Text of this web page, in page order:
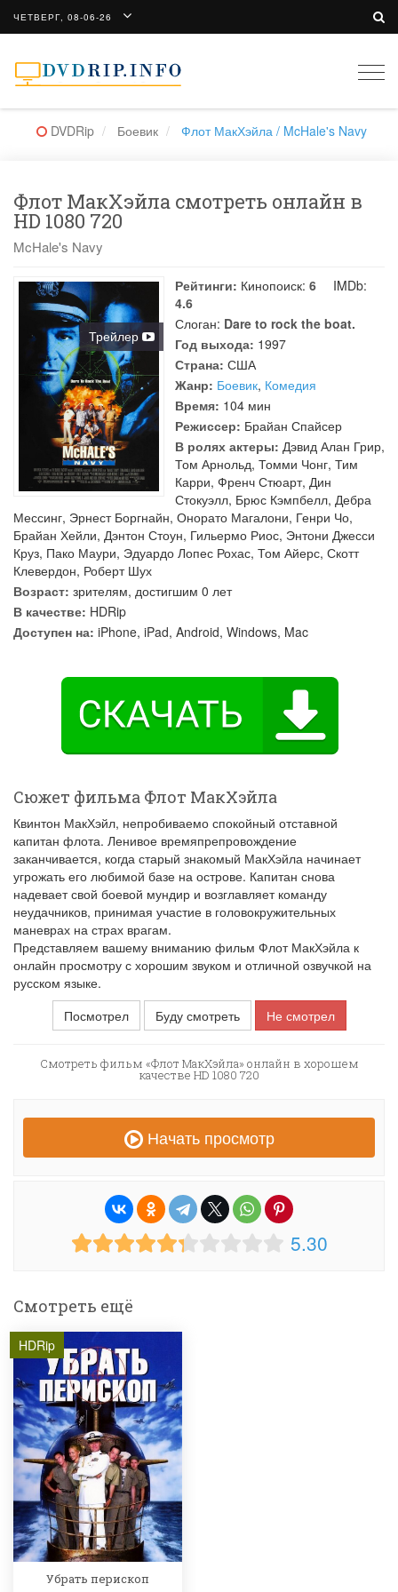
ЧЕТВЕРГ, 08-06-26
DVDRip Боевик Флот МакХэйла / McHale's Navy
Флот МакХэйла смотреть онлайн в
HD 1080 720
McHale's Navy
Трейлер
Рейтинги: Кинопоиск: 6
IMDb:
4.6
Слоган: Dare to rock the boat.
Год выхода: 1997
Страна: США
Жанр: Боевик, Комедия
Время: 104 мин
Режиссер: Брайан Спайсер
В ролях актеры: Дэвид Алан Грир,
Том Арнольд, Томми Чонг, Тим
Карри, Френч Стюарт, Дин
Стокуэлл, Брюс Кэмпбелл, Дебра
Мессинг, Эрнест Боргнайн, Онорато Магалони, Генри Чо,
Брайан Хейли, Дэнтон Стоун, Гильермо Риос, Энтони Джесси
Круз, Пако Маури, Эдуардо Лопес Рохас, Том Айерс, Скотт
Клевердон, Роберт Шух
Возраст: зрителям, достигшим 0 лет
В качестве: HDRip
Доступен на: iPhone, iPad, Android, Windows, Mac
Сюжет фильма Флот МакХэйла
Квинтон МакХэйл, непробиваемо спокойный отставной
капитан флота. Ленивое времяпрепровождение
заканчивается, когда старый знакомый МакХэйла начинает
угрожать его любимой базе на острове. Капитан снова
надевает свой боевой мундир и возглавляет команду
неудачников, принимая участие в головокружительных
маневрах на страх врагам.
Представляем вашему вниманию фильм Флот МакХэйла к
онлайн просмотру с хорошим звуком и отличной озвучкой на
русском языке.
Посмотрел
Буду смотреть Не смотрел
Смотреть фильм «Флот МакХэйла» онлайн в хорошем
качестве HD 1080 720
Начать просмотр
5.30
Смотреть ещё
HDRip
Убрать перископ